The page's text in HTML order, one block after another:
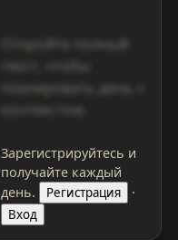
Откройте полный
текст, чтобы
планировать день с
контекстом.
Зарегистрируйтесь и
получайте каждый
день.
Регистрация ·
Вход